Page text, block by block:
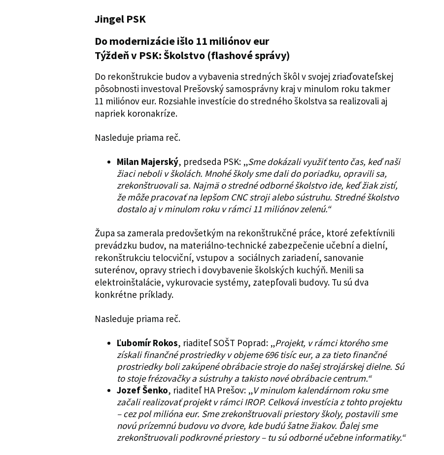
Jingel PSK
Do modernizácie išlo 11 miliónov eur
Týždeň v PSK: Školstvo (flashové správy)
Do rekonštrukcie budov a vybavenia stredných škôl v svojej zriaďovateľskej
pôsobnosti investoval Prešovský samosprávny kraj v minulom roku takmer
11 miliónov eur. Rozsiahle investície do stredného školstva sa realizovali aj
napriek koronakríze.
Nasleduje priama reč.
Milan Majerský, predseda PSK: „Sme dokázali využiť tento čas, keď naši
žiaci neboli v školách. Mnohé školy sme dali do poriadku, opravili sa,
zrekonštruovali sa. Najmä o stredné odborné školstvo ide, keď žiak zistí,
že môže pracovať na lepšom CNC stroji alebo sústruhu. Stredné školstvo
dostalo aj v minulom roku v rámci 11 miliónov zelenú.“
Župa sa zamerala predovšetkým na rekonštrukčné práce, ktoré zefektívnili
prevádzku budov, na materiálno-technické zabezpečenie učební a dielní,
rekonštrukciu telocviční, vstupov a sociálnych zariadení, sanovanie
suterénov, opravy striech i dovybavenie školských kuchýň. Menili sa
elektroinštalácie, vykurovacie systémy, zatepľovali budovy. Tu sú dva
konkrétne príklady.
Nasleduje priama reč.
Ľubomír Rokos, riaditeľ SOŠT Poprad: „Projekt, v rámci ktorého sme
získali finančné prostriedky v objeme 696 tisíc eur, a za tieto finančné
prostriedky boli zakúpené obrábacie stroje do našej strojárskej dielne. Sú
to stoje frézovačky a sústruhy a takisto nové obrábacie centrum.“
Jozef Šenko, riaditeľ HA Prešov: „V minulom kalendárnom roku sme
začali realizovať projekt v rámci IROP. Celková investícia z tohto projektu
– cez pol milióna eur. Sme zrekonštruovali priestory školy, postavili sme
novú prízemnú budovu vo dvore, kde budú šatne žiakov. Ďalej sme
zrekonštruovali podkrovné priestory – tu sú odborné učebne informatiky.“